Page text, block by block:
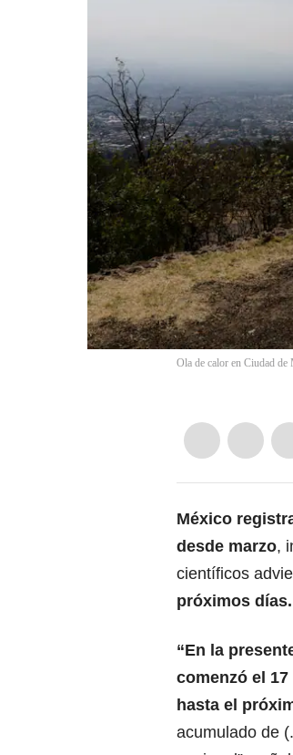
Ola de calor en Ciudad
México
desde marzo,
científicos
próximos días.
“En la
comenzó el
hasta el
acumulado de